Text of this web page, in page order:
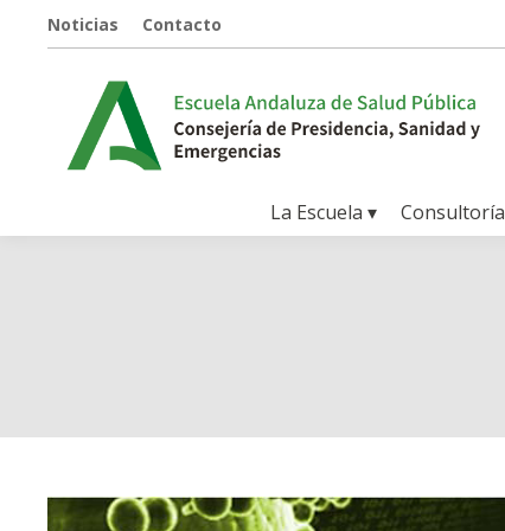
Noticias Contacto
La Escuela ▾ Consultoría